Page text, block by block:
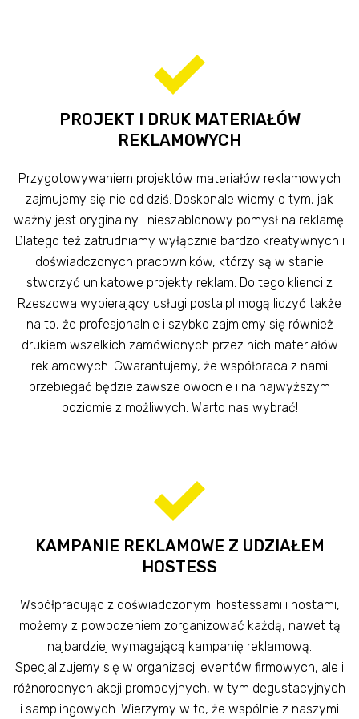
PROJEKT I DRUK MATERIAŁÓW
REKLAMOWYCH
Przygotowywaniem projektów materiałów reklamowych
zajmujemy się nie od dziś. Doskonale wiemy o tym, jak
ważny jest oryginalny i nieszablonowy pomysł na reklamę.
Dlatego też zatrudniamy wyłącznie bardzo kreatywnych i
doświadczonych pracowników, którzy są w stanie
stworzyć unikatowe projekty reklam. Do tego klienci z
Rzeszowa wybierający usługi posta.pl mogą liczyć także
na to, że profesjonalnie i szybko zajmiemy się również
drukiem wszelkich zamówionych przez nich materiałów
reklamowych. Gwarantujemy, że współpraca z nami
przebiegać będzie zawsze owocnie i na najwyższym
poziomie z możliwych. Warto nas wybrać!
KAMPANIE REKLAMOWE Z UDZIAŁEM
HOSTESS
Współpracując z doświadczonymi hostessami i hostami,
możemy z powodzeniem zorganizować każdą, nawet tą
najbardziej wymagającą kampanię reklamową.
Specjalizujemy się w organizacji eventów firmowych, ale i
różnorodnych akcji promocyjnych, w tym degustacyjnych
i samplingowych. Wierzymy w to, że wspólnie z naszymi